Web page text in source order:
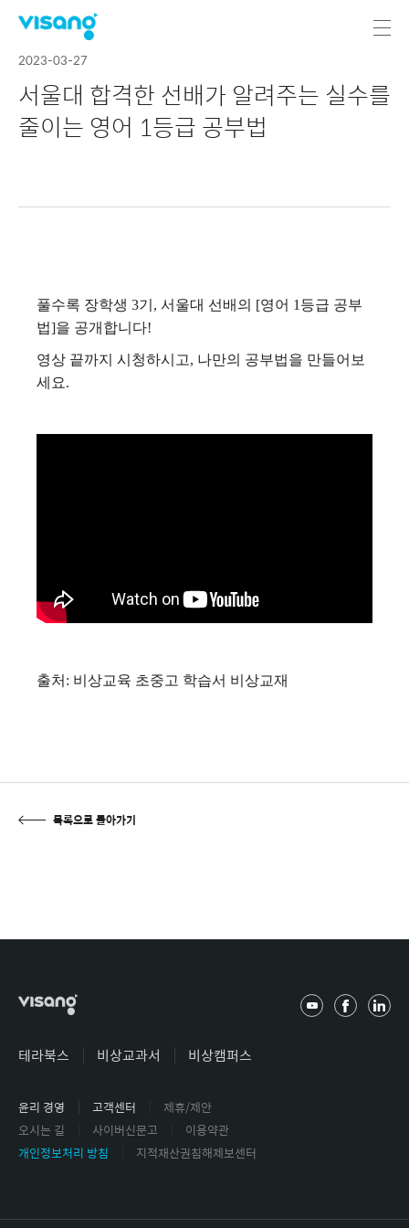
2023-03-27
서울대 합격한 선배가 알려주는 실수를
줄이는 영어 1등급 공부법
풀수록 장학생 3기, 서울대 선배의 [영어 1등급 공부
법]을 공개합니다!
영상 끝까지 시청하시고, 나만의 공부법을 만들어보
세요.
출처: 비상교육 초중고 학습서 비상교재
목록으로 돌아가기
테라북스 비상교과서 비상캠퍼스
윤리 경영 고객센터
제휴/제안
오시는 길
사이버신문고
이용약관
개인정보처리 방침
지적재산권침해제보센터
유
페
링